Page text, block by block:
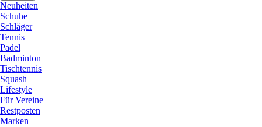
Neuheiten
Schuhe
Schläger
Tennis
Padel
Badminton
Tischtennis
Squash
Lifestyle
Für Vereine
Restposten
Marken